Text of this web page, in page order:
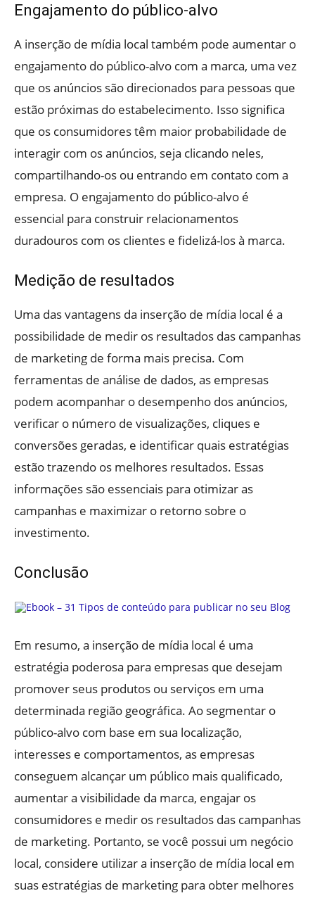
Engajamento do público-alvo
A inserção de mídia local também pode aumentar o
engajamento do público-alvo com a marca, uma vez
que os anúncios são direcionados para pessoas que
estão próximas do estabelecimento. Isso significa
que os consumidores têm maior probabilidade de
interagir com os anúncios, seja clicando neles,
compartilhando-os ou entrando em contato com a
empresa. O engajamento do público-alvo é
essencial para construir relacionamentos
duradouros com os clientes e fidelizá-los à marca.
Medição de resultados
Uma das vantagens da inserção de mídia local é a
possibilidade de medir os resultados das campanhas
de marketing de forma mais precisa. Com
ferramentas de análise de dados, as empresas
podem acompanhar o desempenho dos anúncios,
verificar o número de visualizações, cliques e
conversões geradas, e identificar quais estratégias
estão trazendo os melhores resultados. Essas
informações são essenciais para otimizar as
campanhas e maximizar o retorno sobre o
investimento.
Conclusão
Em resumo, a inserção de mídia local é uma
estratégia poderosa para empresas que desejam
promover seus produtos ou serviços em uma
determinada região geográfica. Ao segmentar o
público-alvo com base em sua localização,
interesses e comportamentos, as empresas
conseguem alcançar um público mais qualificado,
aumentar a visibilidade da marca, engajar os
consumidores e medir os resultados das campanhas
de marketing. Portanto, se você possui um negócio
local, considere utilizar a inserção de mídia local em
suas estratégias de marketing para obter melhores